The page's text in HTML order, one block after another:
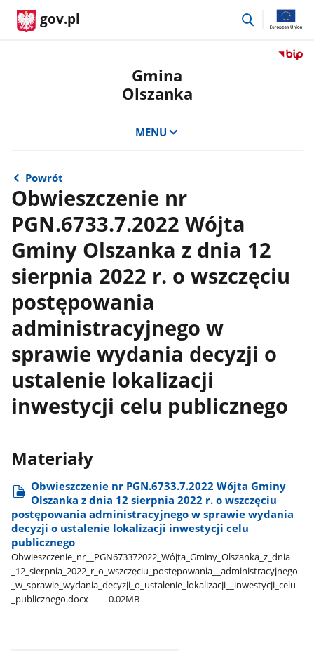
gov.pl
przejdź
Przejdź
Gmina
Olszanka
MENU
Powrót
Obwieszczenie nr
PGN.6733.7.2022 Wójta
Gminy Olszanka z dnia 12
sierpnia 2022 r. o wszczęciu
postępowania
administracyjnego w
sprawie wydania decyzji o
ustalenie lokalizacji
inwestycji celu publicznego
Materiały
Obwieszczenie nr PGN.6733.7.2022 Wójta Gminy
Olszanka z dnia 12 sierpnia 2022 r. o wszczęciu
postępowania administracyjnego w sprawie wydania
decyzji o ustalenie lokalizacji inwestycji celu
publicznego
Obwieszczenie​_nr​_​_PGN673372022​_Wójta​_Gminy​_Olszanka​_z​_dnia​
_12​_sierpnia​_2022​_r​_o​_wszczęciu​_postępowania​_​_administracyjnego​
_w​_sprawie​_wydania​_decyzji​_o​_ustalenie​_lokalizacji​_​_inwestycji​_celu​
_publicznego.docx
0.02MB